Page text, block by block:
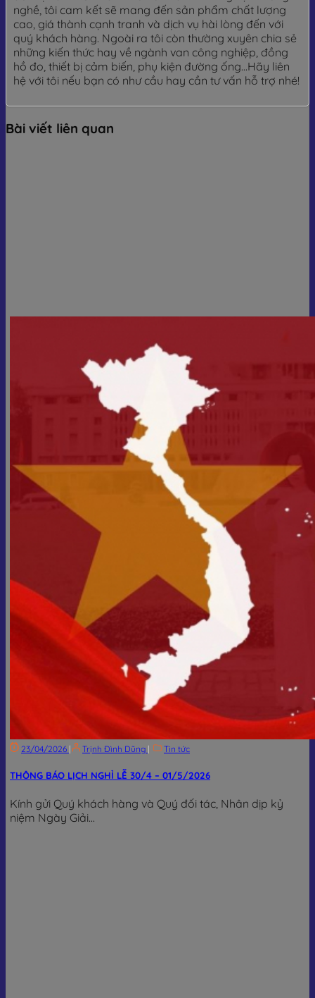
nghề, tôi cam kết sẽ mang đến sản phẩm chất lượng
cao, giá thành cạnh tranh và dịch vụ hài lòng đến với
quý khách hàng. Ngoài ra tôi còn thường xuyên chia sẻ
những kiến thức hay về ngành van công nghiệp, đồng
hồ đo, thiết bị cảm biến, phụ kiện đường ống...Hãy liên
hệ với tôi nếu bạn có như cầu hay cần tư vấn hỗ trợ nhé!
Bài viết liên quan
23/04/2026 | Trịnh Đình Dũng | Tin tức
THÔNG BÁO LỊCH NGHỈ LỄ 30/4 – 01/5/2026
Kính gửi Quý khách hàng và Quý đối tác, Nhân dịp kỷ
niệm Ngày Giải...